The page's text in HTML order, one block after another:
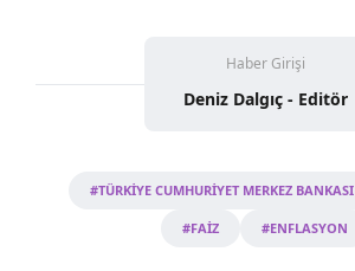
Haber Girişi
Deniz Dalgıç - Editör
#TÜRKİYE CUMHURİYET MERKEZ BANKASI
#FAİZ #ENFLASYON